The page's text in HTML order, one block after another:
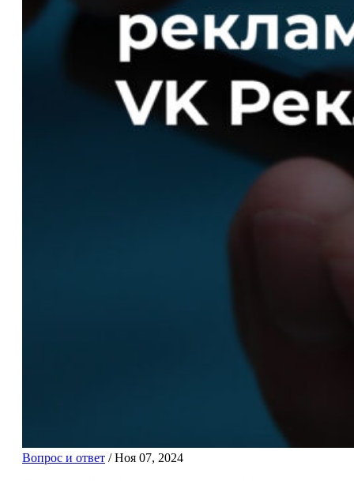
Вопрос и ответ /Ноя 07, 2024